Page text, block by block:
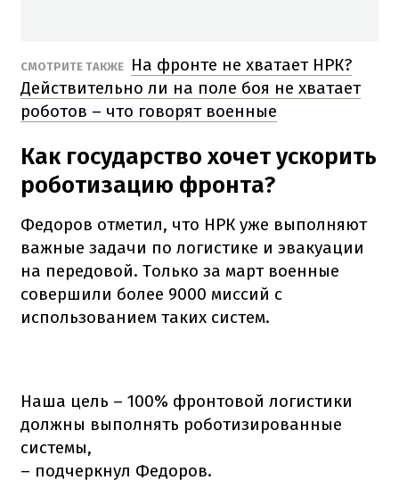
СМОТРИТЕ ТАКЖЕ
На фронте не хватает НРК?
Действительно ли на поле боя не хватает
роботов – что говорят военные
Как государство хочет ускорить
роботизацию фронта?
Федоров отметил, что НРК уже выполняют
важные задачи по логистике и эвакуации
на передовой. Только за март военные
совершили более 9000 миссий с
использованием таких систем.
Наша цель – 100% фронтовой логистики
должны выполнять роботизированные
системы,
– подчеркнул Федоров.